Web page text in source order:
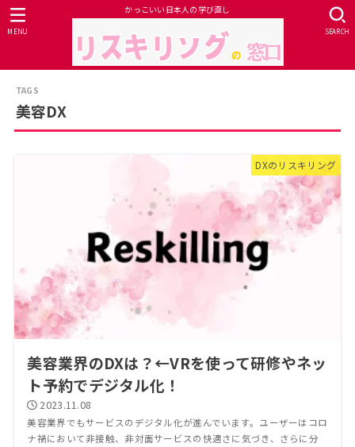
かっこいい日本人の学び直し
SEARCH
MENU
美容DX
DXのリスキリング
美容業界のDXは？←VRを使って研修やネッ
ト予約でデジタル化！
2023.11.08
美容業界でもサービスのデジタル化が進んでいます。ユーザーはコロ
ナ禍において非接触、非対面サービスの快適さに気づき、さらに分